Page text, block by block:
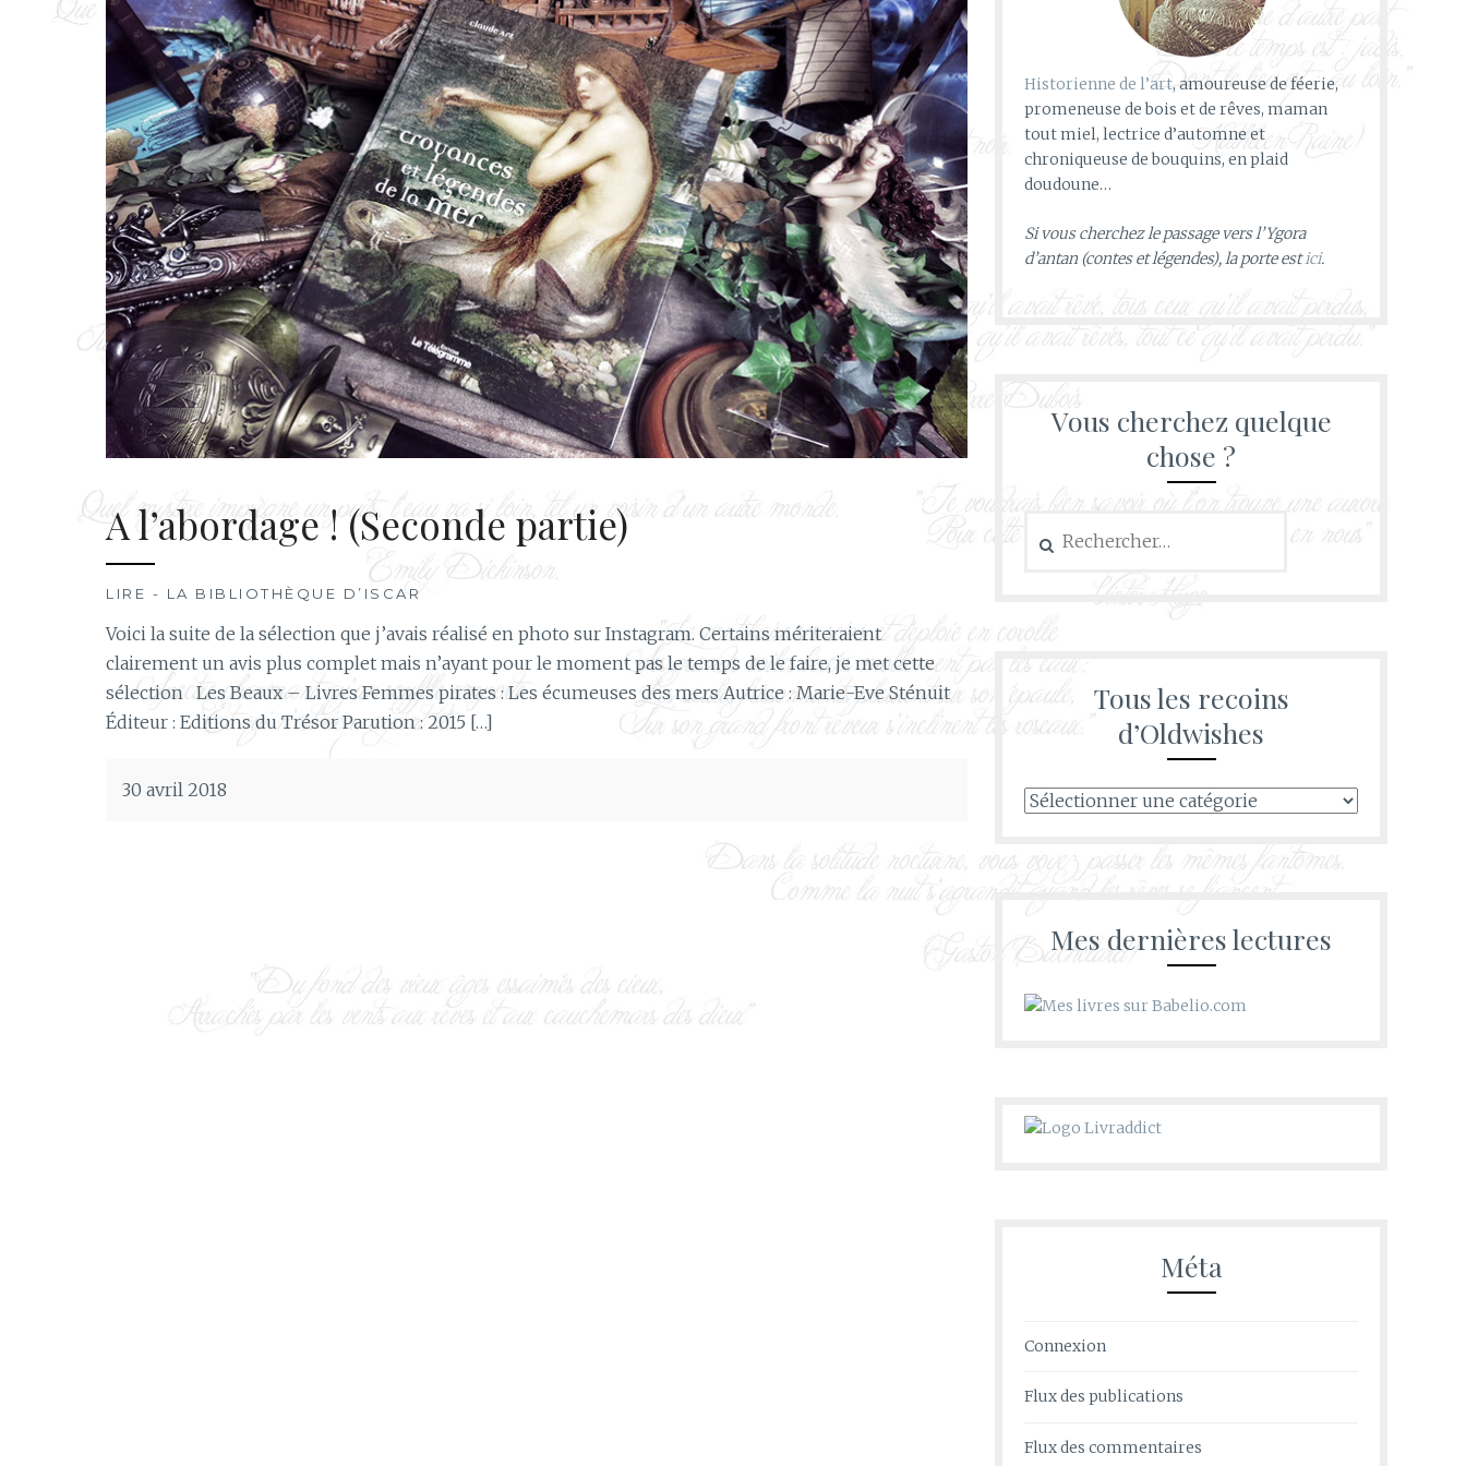
A l’abordage ! (Seconde partie)
LIRE - LA BIBLIOTHÈQUE D’ISCAR
Voici la suite de la sélection que j’avais réalisé en photo sur Instagram. Certains mériteraient
clairement un avis plus complet mais n’ayant pour le moment pas le temps de le faire, je met cette
sélection Les Beaux – Livres Femmes pirates : Les écumeuses des mers Autrice : Marie-Eve Sténuit
Éditeur : Editions du Trésor Parution : 2015 […]
30 avril 2018
Historienne de l’art, amoureuse de féerie,
promeneuse de bois et de rêves, maman
tout miel, lectrice d’automne et
chroniqueuse de bouquins, en plaid
doudoune…
Si vous cherchez le passage vers l’Ygora
d’antan (contes et légendes), la porte estici.
Vous cherchez quelque
chose ?
Tous les recoins
d’Oldwishes
Tous
d’Oldwishes
Mes dernières lectures
Méta
Connexion
Flux des publications
Flux des commentaires